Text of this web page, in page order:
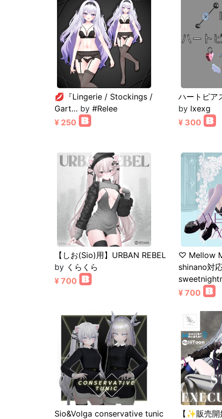
💋『Lingerie / Stockings /
Gart… by #Relee
¥ 250
ハートピ
by lxexg
¥ 300
【しお(Sio)用】URBAN REBEL
by くらくら
¥ 700
♡ Mellow
shinano対
¥ 700
Sio&Volga conservative tunic
【✨販売